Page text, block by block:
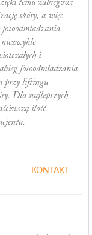
temu zabiegowi
skóry, a więc
i
fotoodmładzania
przy liftingu
Dla najlepszych
ilość
KONTAKT